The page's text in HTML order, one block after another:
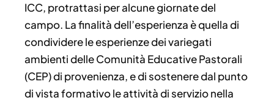
ICC, protrattasi per alcune giornate del
campo. La finalità dell’esperienza è quella di
condividere le esperienze dei variegati
ambienti delle Comunità Educative Pastorali
(CEP) di provenienza, e di sostenere dal punto
di vista formativo le attività di servizio nella